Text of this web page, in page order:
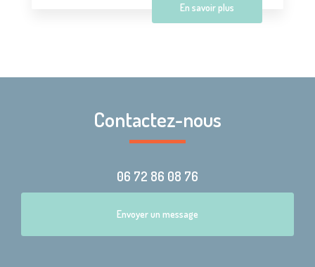
En savoir plus
Contactez-nous
06 72 86 08 76
Envoyer un message